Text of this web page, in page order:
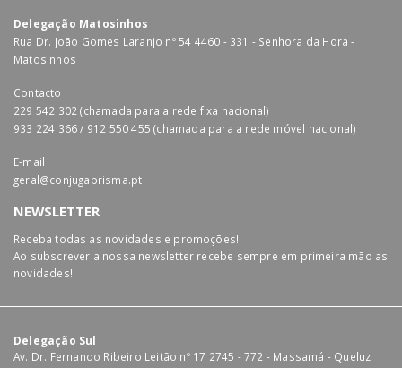
Delegação Matosinhos
Rua Dr. João Gomes Laranjo nº 54 4460 - 331 - Senhora da Hora -
Matosinhos
Contacto
229 542 302 (chamada para a rede fixa nacional)
933 224 366 / 912 550 455 (chamada para a rede móvel nacional)
E-mail
geral@conjugaprisma.pt
NEWSLETTER
Receba todas as novidades e promoções!
Ao subscrever a nossa newsletter recebe sempre em primeira mão as
novidades!
Delegação Sul
Av. Dr. Fernando Ribeiro Leitão nº 17 2745 - 772 - Massamá - Queluz